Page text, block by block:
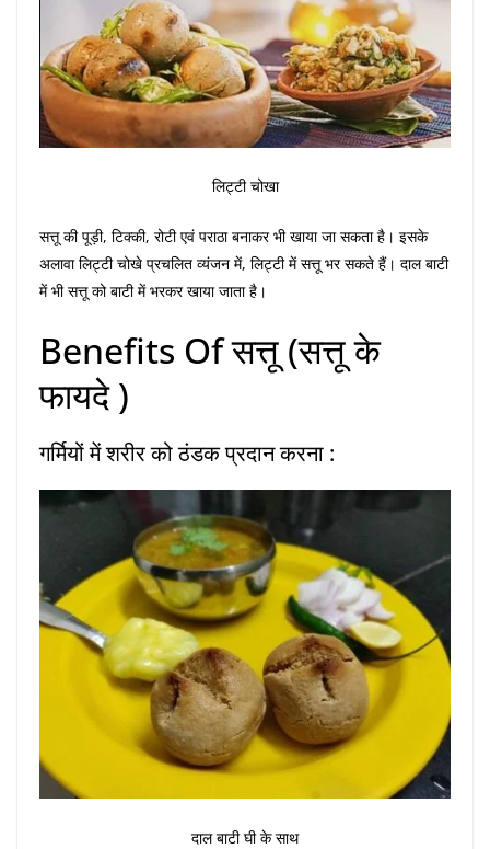
लिट्टी चोखा
सत्तू की पूड़ी, टिक्की, रोटी एवं पराठा बनाकर भी खाया जा सकता है। इसके
अलावा लिट्टी चोखे प्रचलित व्यंजन में, लिट्टी में सत्तू भर सकते हैं। दाल बाटी
में भी सत्तू को बाटी में भरकर खाया जाता है।
Benefits Of सत्तू (सत्तू के
फायदे )
गर्मियों में शरीर को ठंडक प्रदान करना :
दाल बाटी घी के साथ